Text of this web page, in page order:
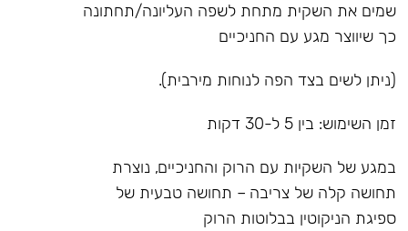
שמים את השקית מתחת לשפה העליונה/תחתונה
כך שיווצר מגע עם החניכיים
(ניתן לשים בצד הפה לנוחות מירבית).
זמן השימוש: בין 5 ל-30 דקות
במגע של השקיות עם הרוק והחניכיים, נוצרת
תחושה קלה של צריבה – תחושה טבעית של
ספיגת הניקוטין בבלוטות הרוק